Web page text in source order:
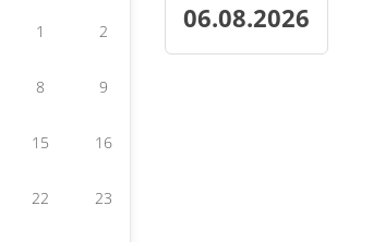
1 2
8 9
15 16
22 23
06.08.2026